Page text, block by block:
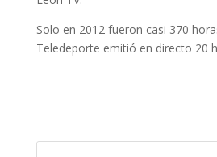
Solo en 2012 fueron casi 370
Teledeporte emitió en directo 20